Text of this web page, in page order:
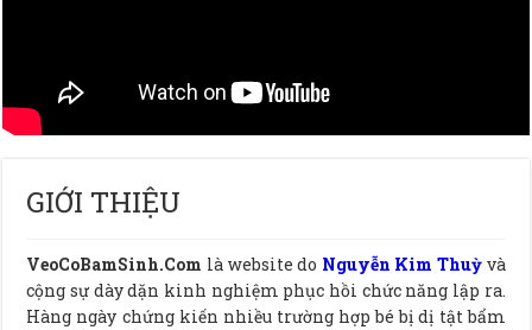
GIỚI THIỆU
VeoCoBamSinh.Com là website do Nguyễn Kim Thuỳ và
cộng sự dày dặn kinh nghiệm phục hồi chức năng lập ra.
Hàng ngày chứng kiến nhiều trường hợp bé bị dị tật bẩm